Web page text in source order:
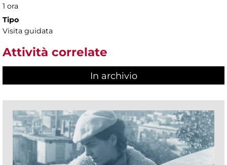
1 ora
Tipo
Visita guidata
Attività correlate
In archivio